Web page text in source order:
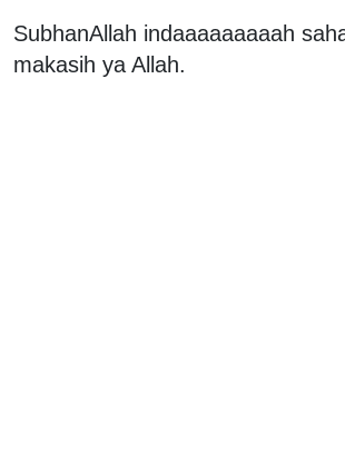
SubhanAllah indaaaaaaaaah
makasih ya Allah.